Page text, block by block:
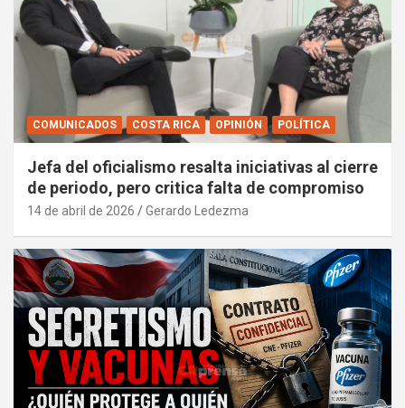
COMUNICADOS COSTA RICA OPINIÓN POLÍTICA
Jefa del oficialismo resalta iniciativas al cierre
de periodo, pero critica falta de compromiso
14 de abril de 2026 Gerardo Ledezma